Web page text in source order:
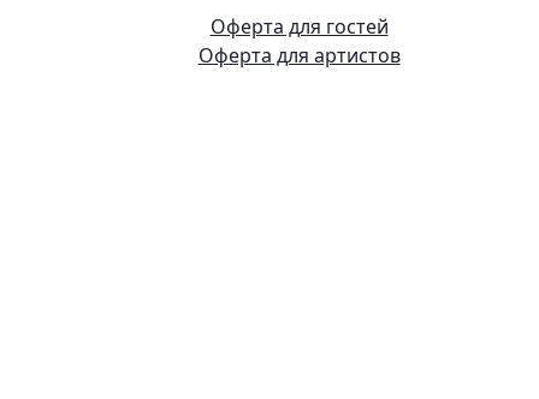
Оферта для гостей
Оферта для артистов